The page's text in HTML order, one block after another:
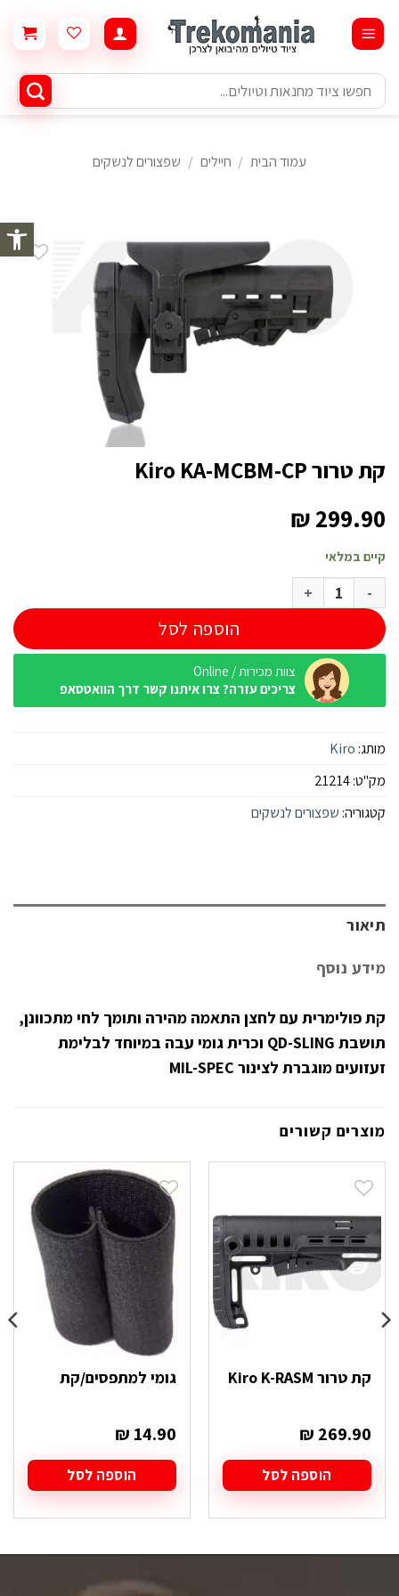
פתח
content
חיפוש
עבור:
עמוד הבית / חיילים / שפצורים לנשקים
קת טרור Kiro KA-MCBM-CP
₪299.90
קיים במלאי
כמות של קת טרור Kiro KA-MCBM-CP
הוספה לסל
צוות מכירות / Online
צריכים עזרה? צרו איתנו קשר דרך הוואטסאפ
מותג: Kiro
מק"ט:21214
קטגוריה: שפצורים לנשקים
תיאור
מידע נוסף
קת פולימרית עם לחצן התאמה מהירה ותומך לחי מתכוונן,
תושבת QD-SLING וכרית גומי עבה במיוחד לבלימת
זעזועים מוגברת לצינור MIL-SPEC
מוצרים קשורים
קת טרור Kiro K-RASM
₪ 269.90
הוספה לסל
גומי למתפסים/קת
₪ 14.90
הוספה לסל